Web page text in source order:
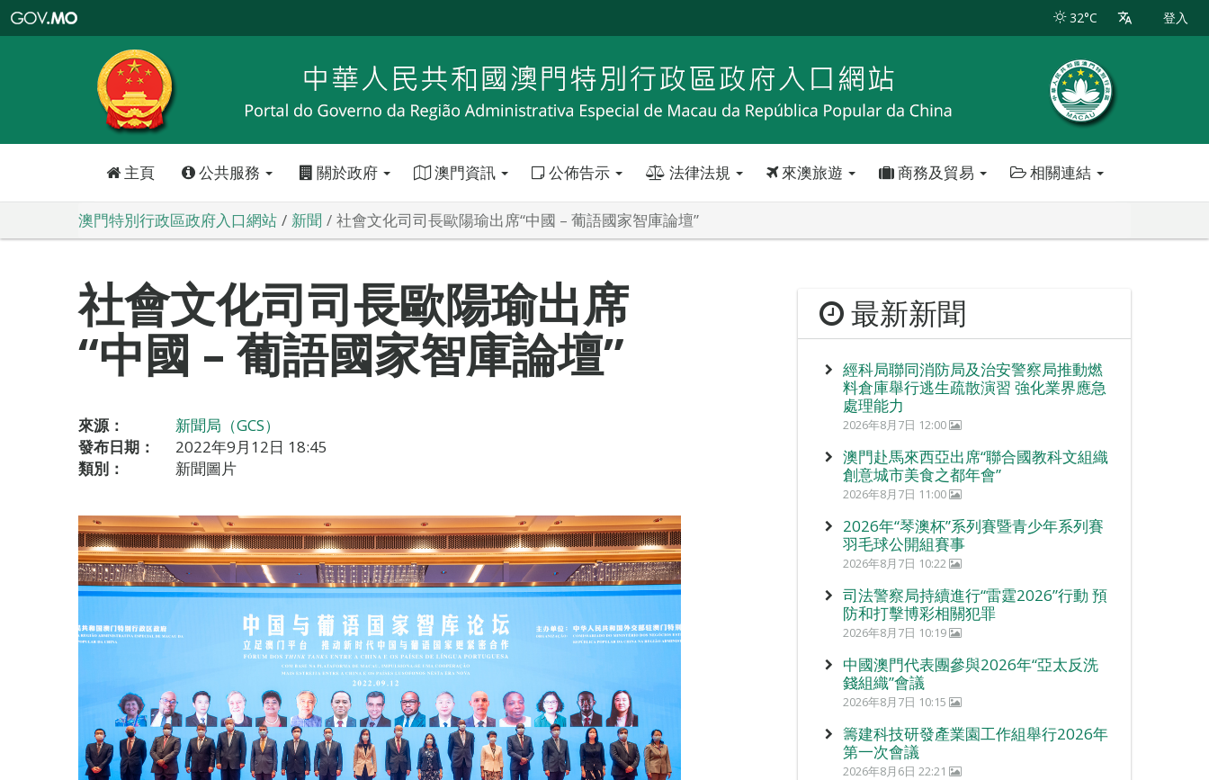
特
政
區
政
口
32°C 登入
主頁 公共服務 關於政府 澳門資訊 公佈告示 法律法規 來澳旅遊 商務及貿易 相關連結
澳門特別行政區政府入口網站 新聞 社會文化司司長歐陽瑜出席“中國 – 葡語國家智庫論壇”
社會文化司司長歐陽瑜出席
“中國 – 葡語國家智庫論壇”
來源：
新聞局（GCS）
發布日期：
2022年9月12日 18:45
類別：
新聞圖片
最新新聞
經科局聯同消防局及治安警察局推動燃
料倉庫舉行逃生疏散演習 強化業界應急
處理能力
2026年8月7日 12:00
澳門赴馬來西亞出席“聯合國教科文組織
創意城市美食之都年會”
2026年8月7日 11:00
2026年“琴澳杯”系列賽暨青少年系列賽
羽毛球公開組賽事
2026年8月7日 10:22
司法警察局持續進行“雷霆2026”行動 預
防和打擊博彩相關犯罪
2026年8月7日 10:19
中國澳門代表團參與2026年“亞太反洗
錢組織”會議
2026年8月7日 10:15
籌建科技研發產業園工作組舉行2026年
第一次會議
2026年8月6日 22:21